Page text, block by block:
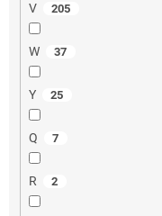
V 205
W 37
Y 25
Q 7
R 2